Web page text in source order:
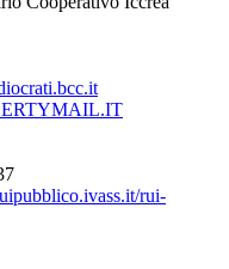
rui-